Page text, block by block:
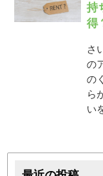
持
得
さ
の
の
ら
い